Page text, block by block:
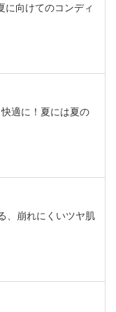
に向けてのコンディ
快適に！夏には夏の
、崩れにくいツヤ肌